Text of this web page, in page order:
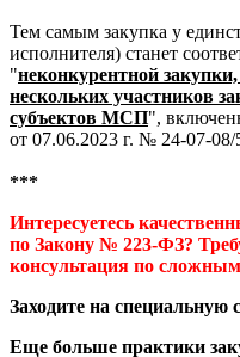
Тем самым закупка у
исполнителя) станет
"неконкурентной
нескольких участников
субъектов МСП",
от 07.06.2023 г. № 24-07-08/
***
Интересуетесь
по Закону № 223-ФЗ?
консультация по
Заходите на специальную
Еще больше практики